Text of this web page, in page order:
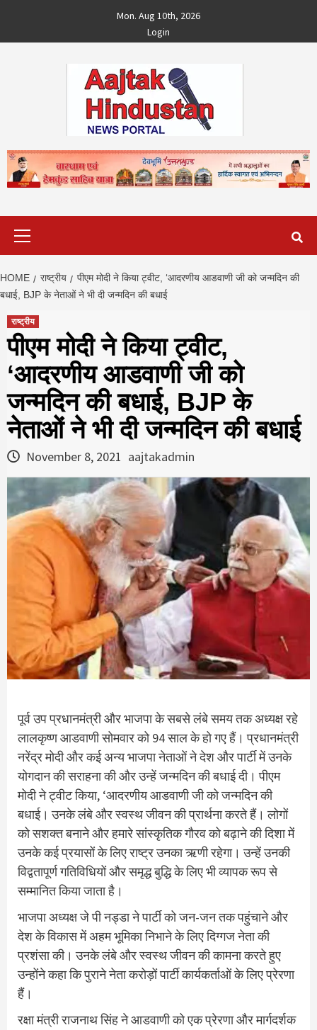
content
Mon. Aug 10th, 2026
Login
HOME राष्ट्रीय
पीएम मोदी ने किया ट्वीट, ‘आदरणीय आडवाणी जी को जन्मदिन की
बधाई, BJP के नेताओं ने भी दी जन्मदिन की बधाई
राष्ट्रीय
पीएम मोदी ने किया ट्वीट,
‘आदरणीय आडवाणी जी को
जन्मदिन की बधाई, BJP के
नेताओं ने भी दी जन्मदिन की बधाई
November 8, 2021 aajtakadmin
पूर्व उप प्रधानमंत्री और भाजपा के सबसे लंबे समय तक अध्यक्ष रहे
लालकृष्ण आडवाणी सोमवार को 94 साल के हो गए हैं। प्रधानमंत्री
नरेंद्र मोदी और कई अन्य भाजपा नेताओं ने देश और पार्टी में उनके
योगदान की सराहना की और उन्हें जन्मदिन की बधाई दी। पीएम
मोदी ने ट्वीट किया, ‘आदरणीय आडवाणी जी को जन्मदिन की
बधाई। उनके लंबे और स्वस्थ जीवन की प्रार्थना करते हैं। लोगों
को सशक्त बनाने और हमारे सांस्कृतिक गौरव को बढ़ाने की दिशा में
उनके कई प्रयासों के लिए राष्ट्र उनका ऋणी रहेगा। उन्हें उनकी
विद्वतापूर्ण गतिविधियों और समृद्ध बुद्धि के लिए भी व्यापक रूप से
सम्मानित किया जाता है।
भाजपा अध्यक्ष जे पी नड्डा ने पार्टी को जन-जन तक पहुंचाने और
देश के विकास में अहम भूमिका निभाने के लिए दिग्गज नेता की
प्रशंसा की। उनके लंबे और स्वस्थ जीवन की कामना करते हुए
उन्होंने कहा कि पुराने नेता करोड़ों पार्टी कार्यकर्ताओं के लिए प्रेरणा
हैं।
रक्षा मंत्री राजनाथ सिंह ने आडवाणी को एक प्रेरणा और मार्गदर्शक